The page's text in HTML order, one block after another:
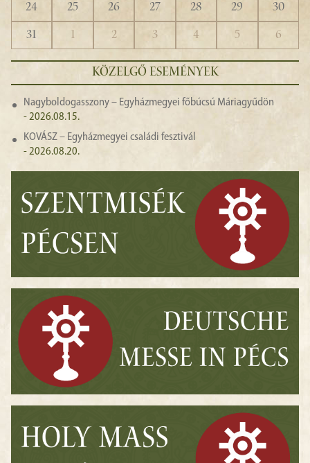
24
25 26 27 28 29
30
31
1 2 3 4 5 6
KÖZELGŐ ESEMÉNYEK
Nagyboldogasszony – Egyházmegyei főbúcsú Máriagyűdön
- 2026.08.15.
KOVÁSZ – Egyházmegyei családi fesztivál
- 2026.08.20.